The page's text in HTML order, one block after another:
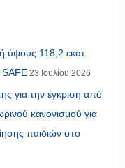
ύψους 118,2 εκατ.
SAFE 23 Ιουλίου 2026
για την έγκριση από
κανονισμού για
παιδιών στο